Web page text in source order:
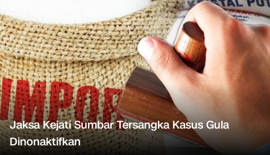
Jaksa Kejati Sumbar Tersangka Kasus Gula
Dinonaktifkan